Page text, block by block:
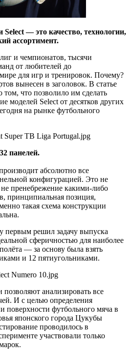
— это качество, технологии,
ассортимент.
и чемпионатов, тысячи
от любителей до
для игр и тренировок. Почему?
вынесен в заголовок. В статье
что позволило им сделать
моделей Select от десятков других
на рынке футбольного
панелей.
абсолютно все
конфигурацией. Это не
пренебрежение какими-либо
принципиальная позиция,
такая схема конструкции
первым решил задачу выпуска
сферичностью для наиболее
— за основу была взять
и 12 пятиугольниками.
анализировать все
И с целью определения
поверхности футбольного мяча в
японского города Цукубы
проводилось в
участвовали только